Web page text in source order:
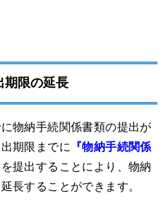
期限の延長
物納手続関係書類の提出が
期限までに
『物納手続関係
を提出することにより、物納
長することができます。